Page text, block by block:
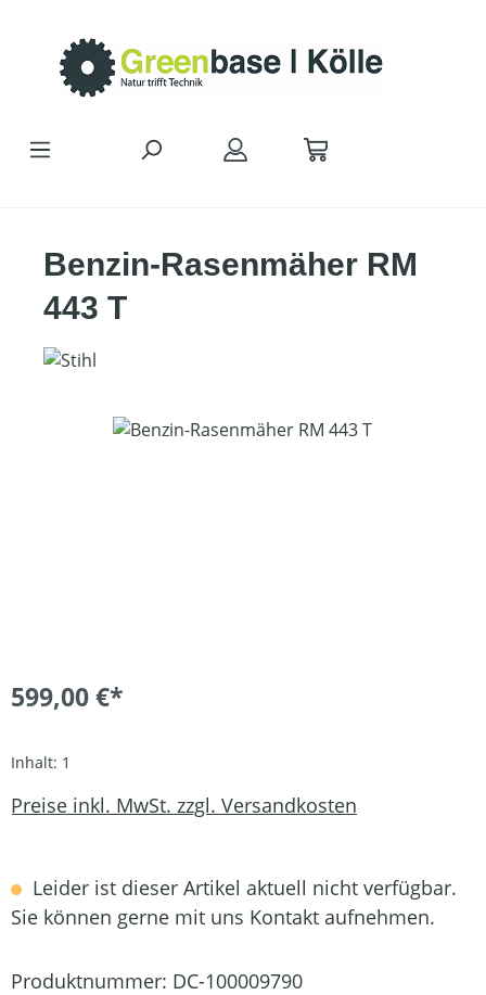
Benzin-Rasenmäher RM
443 T
Bildergalerie überspringen
599,00 €*
Inhalt: 1
Preise inkl. MwSt. zzgl. Versandkosten
Leider ist dieser Artikel aktuell nicht verfügbar.
Sie können gerne mit uns Kontakt aufnehmen.
Produktnummer: DC-100009790